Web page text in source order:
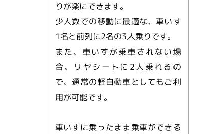
りが楽にできます。
少人数での移動に最適な、車いす
1名と前列に2名の3人乗りです。
また、車いすが乗車されない場
合、リヤシートに2人乗れるの
で、通常の軽自動車としてもご利
用が可能です。
車いすに乗ったまま乗車ができる